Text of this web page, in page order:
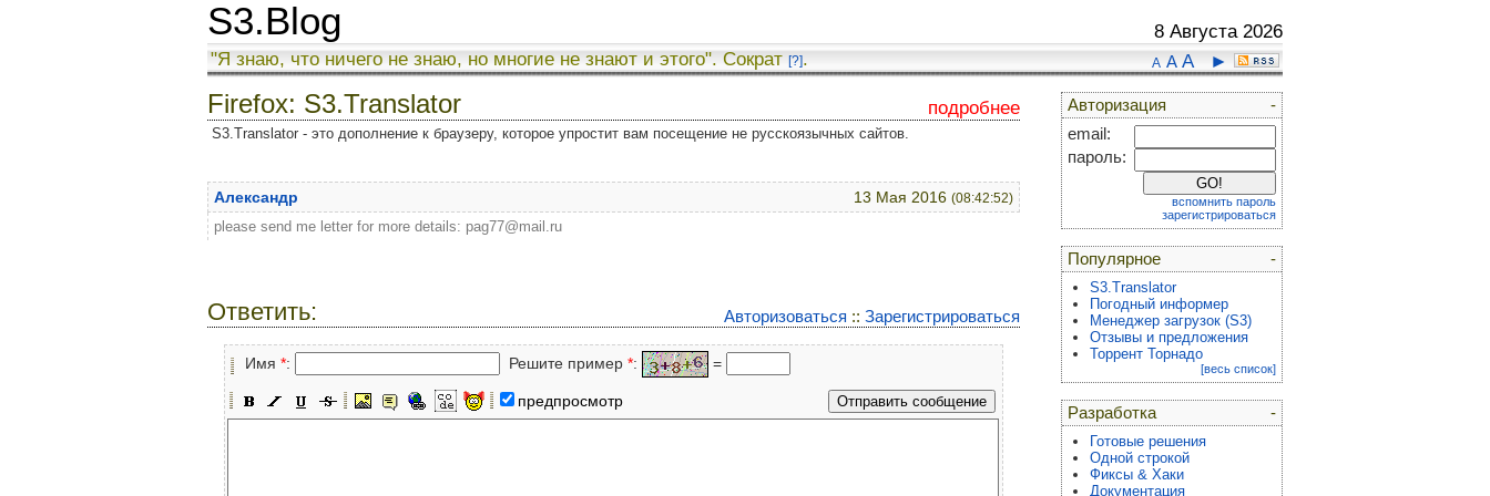
S3.Blog 8 Августа 2026
A A A ►
"Я знаю, что ничего не знаю, но многие не знают и этого". Сократ [?].
подробнее
Firefox: S3.Translator
S3.Translator - это дополнение к браузеру, которое упростит вам посещение не русскоязычных сайтов.
13 Мая 2016 (08:42:52)
Александр
please send me letter for more details: pag77@mail.ru
Авторизоваться :: Зарегистрироваться
Ответить:
Имя *: Решите пример *: =
предпросмотр
-
Авторизация
email:
пароль:
вспомнить пароль
зарегистрироваться
-
Популярное
S3.Translator
Погодный информер
Менеджер загрузок (S3)
Отзывы и предложения
Торрент Торнадо
[весь список]
-
Разработка
Готовые решения
Одной строкой
Фиксы & Хаки
Документация